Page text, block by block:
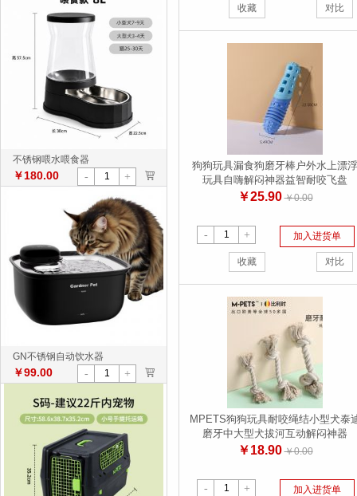
不锈钢喂水喂食器
￥180.00 - + >
GN不锈钢自动饮水器
￥99.00 - + >
收藏 对比
狗狗玩具漏食狗磨牙棒户外水上漂浮
玩具自嗨解闷神器益智耐咬飞盘
￥25.90 ￥0.00
- + 加入进货单
收藏 对比
MPETS狗狗玩具耐咬绳结小型犬泰
磨牙中大型犬拔河互动解闷神器
￥18.90 ￥0.00
- + 加入进货单